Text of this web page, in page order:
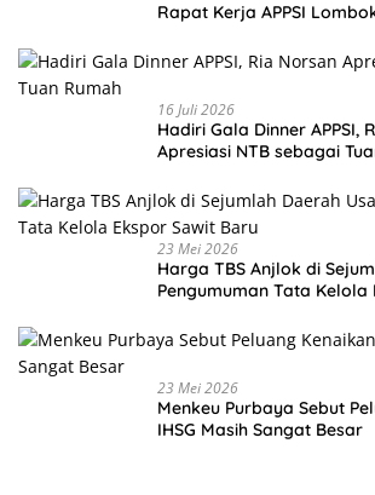
Rapat Kerja APPSI
16 Juli 2026
Hadiri Gala Dinner APPSI,
Apresiasi NTB sebagai
23 Mei 2026
Harga TBS Anjlok di
Pengumuman Tata Kelola
23 Mei 2026
Menkeu Purbaya Sebut
IHSG Masih Sangat Besar